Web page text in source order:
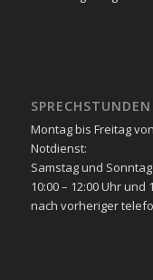
SPRECHSTUNDEN
Montag bis Freitag
Notdienst:
Samstag und Sonntag
10:00 – 12:00 Uhr und
nach vorheriger